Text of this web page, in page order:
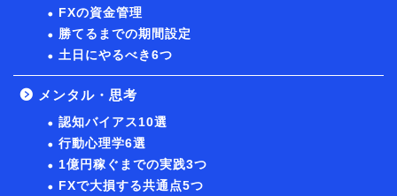
FXの資金管理
勝てるまでの期間設定
土日にやるべき6つ
メンタル・思考
認知バイアス10選
行動心理学6選
1億円稼ぐまでの実践3つ
FXで大損する共通点5つ